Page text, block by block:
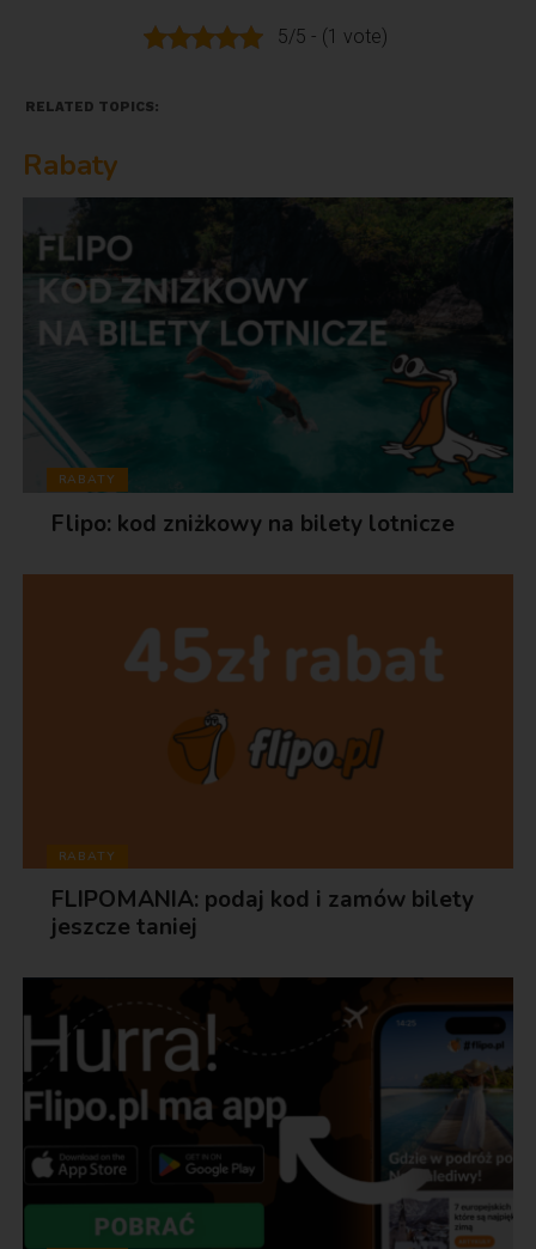
5/5 - (1 vote)
RELATED TOPICS:
Rabaty
RABATY
Flipo: kod zniżkowy na bilety lotnicze
RABATY
FLIPOMANIA: podaj kod i zamów bilety
jeszcze taniej